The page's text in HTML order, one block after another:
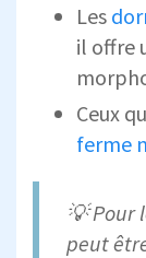
Les
il offre
Ceux
ferme
💡 Pour
peut